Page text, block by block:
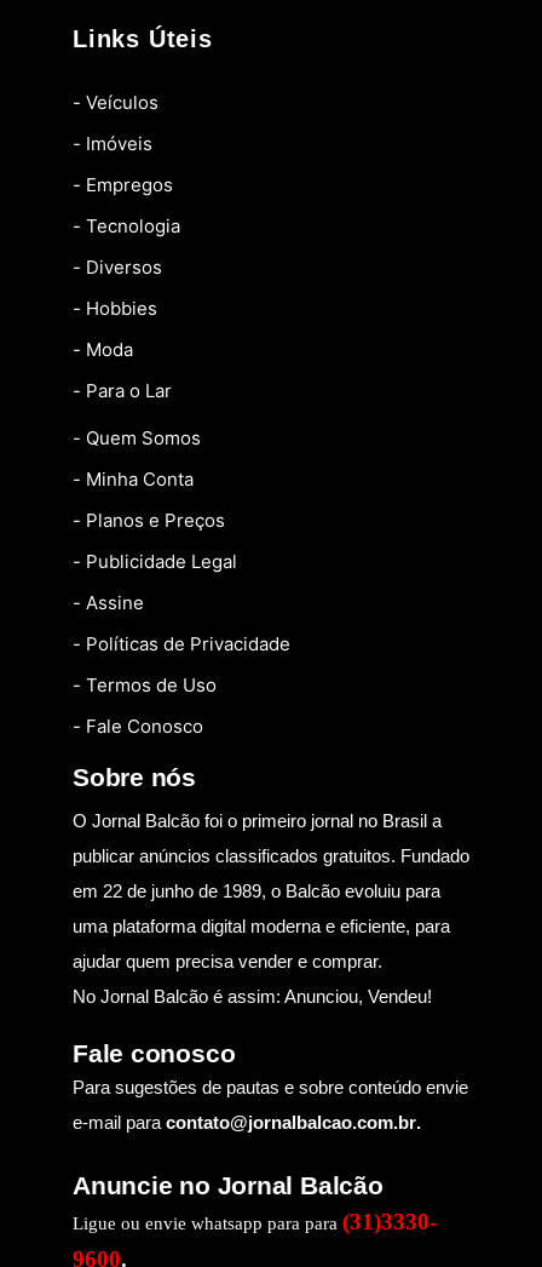
Links Úteis
- Veículos
- Imóveis
- Empregos
- Tecnologia
- Diversos
- Hobbies
- Moda
- Para o Lar
- Quem Somos
- Minha Conta
- Planos e Preços
- Publicidade Legal
- Assine
- Políticas de Privacidade
- Termos de Uso
- Fale Conosco
Sobre nós
O Jornal Balcão foi o primeiro jornal no Brasil a
publicar anúncios classificados gratuitos. Fundado
em 22 de junho de 1989, o Balcão evoluiu para
uma plataforma digital moderna e eficiente, para
ajudar quem precisa vender e comprar.
No Jornal Balcão é assim: Anunciou, Vendeu!
Fale conosco
Para sugestões de pautas e sobre conteúdo envie
e-mail para contato@jornalbalcao.com.br.
Anuncie no Jornal Balcão
Ligue ou envie whatsapp para para (31)3330-
9600.